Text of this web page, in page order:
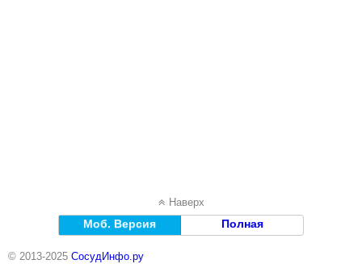
Наверх
Моб. Версия Полная
© 2013-2025 СосудИнфо.ру